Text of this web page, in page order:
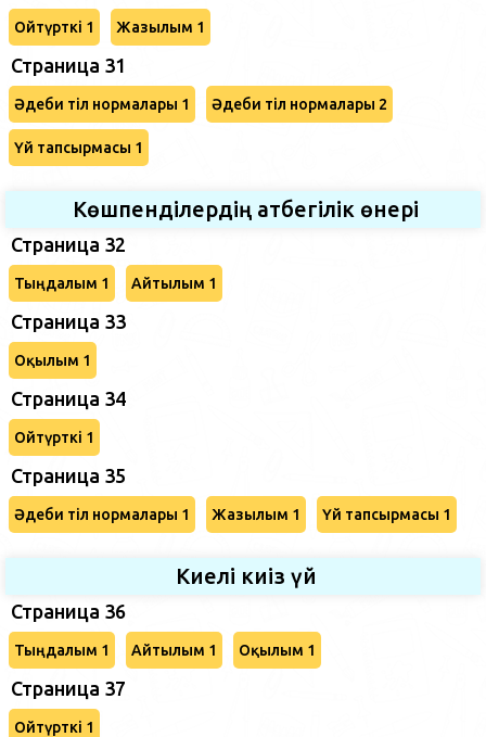
Ойтүрткі 1 Жазылым 1
Страница 31
Әдеби тіл нормалары 1 Әдеби тіл нормалары 2
Үй тапсырмасы 1
Көшпенділердің атбегілік өнері
Страница 32
Тыңдалым 1 Айтылым 1
Страница 33
Оқылым 1
Страница 34
Ойтүрткі 1
Страница 35
Әдеби тіл нормалары 1 Жазылым 1 Үй тапсырмасы 1
Киелі киіз үй
Страница 36
Тыңдалым 1 Айтылым 1 Оқылым 1
Страница 37
Ойтүрткі 1